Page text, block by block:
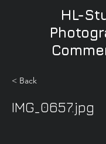
HL-
< Back
IMG_0657.jpg